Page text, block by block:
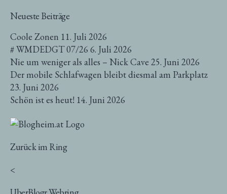
Neueste Beiträge
Coole Zonen 11. Juli 2026
# WMDEDGT 07/26 6. Juli 2026
Nie um weniger als alles – Nick Cave 25. Juni 2026
Der mobile Schlafwagen bleibt diesmal am Parkplatz
23. Juni 2026
Schön ist es heut! 14. Juni 2026
Zurück im Ring
<